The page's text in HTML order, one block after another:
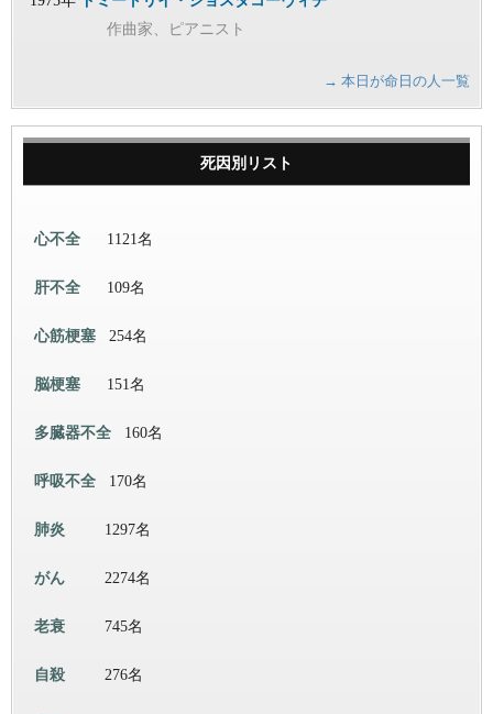
作曲家、ピアニスト
→ 本日が命日の人一覧
死因別リスト
心不全 1121名
肝不全 109名
心筋梗塞 254名
脳梗塞 151名
多臓器不全 160名
呼吸不全 170名
肺炎 1297名
がん 2274名
老衰 745名
自殺 276名